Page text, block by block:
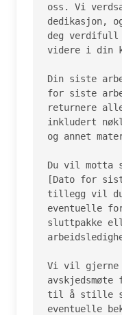
oss. Vi
dedikasjon,
deg verdifull
videre i din
Din siste
for siste
returnere
inkludert
og annet
Du vil motta
[Dato for
tillegg vil du
eventuelle
sluttpakke
Vi vil gjerne
til å stille
eventuelle